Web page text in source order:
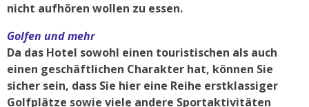
nicht aufhören wollen zu essen.
Golfen und mehr
Da das Hotel sowohl einen touristischen als auch
einen geschäftlichen Charakter hat, können Sie
sicher sein, dass Sie hier eine Reihe erstklassiger
Golfplätze sowie viele andere Sportaktivitäten